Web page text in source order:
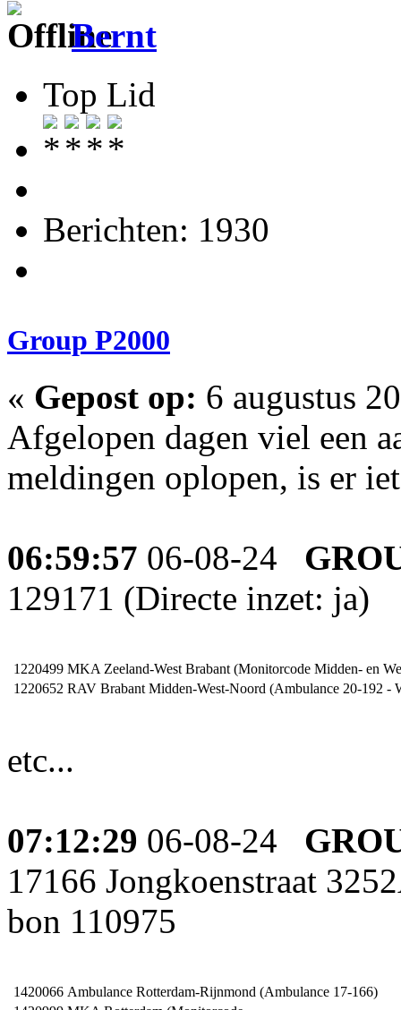
Bernt
Top Lid
Berichten: 1930
Group P2000
« Gepost op: 6 augustus
Afgelopen dagen viel een
meldingen oplopen, is er
06:59:57 06-08-24
129171 (Directe inzet: ja)
1220499 MKA Zeeland-West Brabant (Monitorcode Midden- en
1220652 RAV Brabant Midden-West-Noord (Ambulance 20-192 -
etc...
07:12:29 06-08-24
17166 Jongkoenstraat
bon 110975
1420066 Ambulance Rotterdam-Rijnmond (Ambulance 17-166)